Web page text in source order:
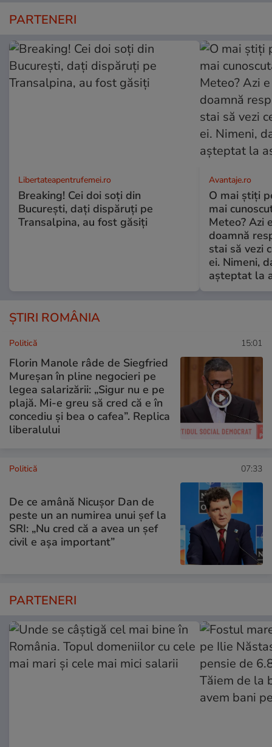
PARTENERI
Libertateapentrufemei.ro
Breaking! Cei doi soți din
București, dați dispăruți pe
Transalpina, au fost găsiți
Avantaje.ro
O mai știți
mai
Meteo? Azi
doamnă
stai să vezi
ei. Nimeni,
așteptat la
ȘTIRI ROMÂNIA
Politică 15:01
Florin Manole râde de Siegfried
Mureșan în pline negocieri pe
legea salarizării: „Sigur nu e pe
plajă. Mi-e greu să cred că e în
concediu și bea o cafea”. Replica
liberalului
Politică 07:33
De ce amână Nicușor Dan de
peste un an numirea unui șef la
SRI: „Nu cred că a avea un şef
civil e așa important”
PARTENERI